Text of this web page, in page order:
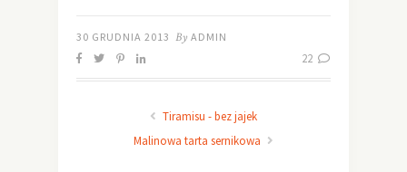
30 GRUDNIA 2013 By ADMIN
22
Tiramisu - bez jajek
Malinowa tarta sernikowa